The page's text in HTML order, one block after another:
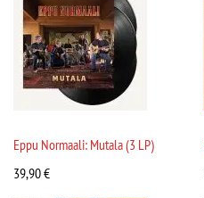
Eppu Normaali: Mutala (3 LP)
39,90€